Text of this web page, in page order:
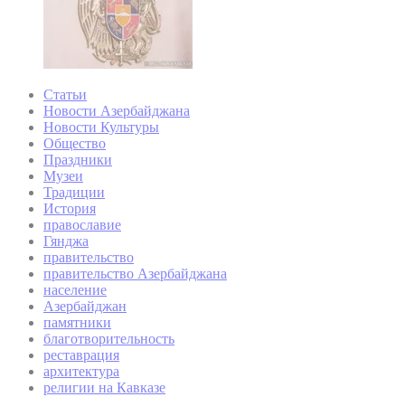
Статьи
Новости Азербайджана
Новости Культуры
Общество
Праздники
Музеи
Традиции
История
православие
Гянджа
правительство
правительство Азербайджана
население
Азербайджан
памятники
благотворительность
реставрация
архитектура
религии на Кавказе